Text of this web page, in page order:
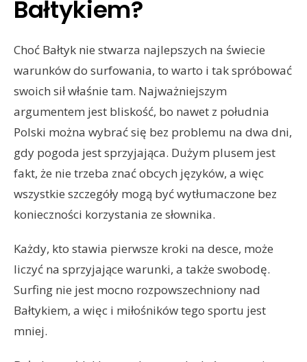
Bałtykiem?
Choć Bałtyk nie stwarza najlepszych na świecie
warunków do surfowania, to warto i tak spróbować
swoich sił właśnie tam. Najważniejszym
argumentem jest bliskość, bo nawet z południa
Polski można wybrać się bez problemu na dwa dni,
gdy pogoda jest sprzyjająca. Dużym plusem jest
fakt, że nie trzeba znać obcych języków, a więc
wszystkie szczegóły mogą być wytłumaczone bez
konieczności korzystania ze słownika.
Każdy, kto stawia pierwsze kroki na desce, może
liczyć na sprzyjające warunki, a także swobodę.
Surfing nie jest mocno rozpowszechniony nad
Bałtykiem, a więc i miłośników tego sportu jest
mniej.